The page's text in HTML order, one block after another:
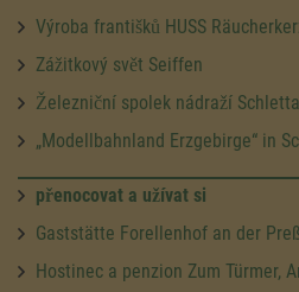
Výroba františků HUSS
Zážitkový svět Seiffen
Železniční spolek nádraží
„Modellbahnland Erzgebirge“ in
přenocovat a užívat si
Gaststätte Forellenhof an der
Hostinec a penzion Zum Türmer,